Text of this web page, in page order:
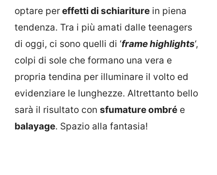
optare pereffetti di schiariture in piena
tendenza. Tra i più amati dalle teenagers
di oggi, ci sono quelli di ‘frame highlights‘,
colpi di sole che formano una vera e
propria tendina per illuminare il volto ed
evidenziare le lunghezze. Altrettanto bello
sarà il risultato con sfumature ombré e
balayage. Spazio alla fantasia!